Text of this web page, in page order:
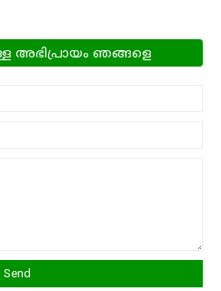
അഭിപ്രായം ഞങ്ങളെ